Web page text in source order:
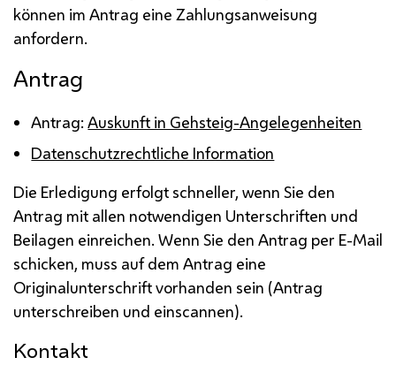
können im Antrag eine Zahlungsanweisung
anfordern.
Antrag
Antrag:Auskunft in Gehsteig-Angelegenheiten
Datenschutzrechtliche Information
Die Erledigung erfolgt schneller, wenn Sie den
Antrag mit allen notwendigen Unterschriften und
Beilagen einreichen. Wenn Sie den Antrag per E-Mail
schicken, muss auf dem Antrag eine
Originalunterschrift vorhanden sein (Antrag
unterschreiben und einscannen).
Kontakt